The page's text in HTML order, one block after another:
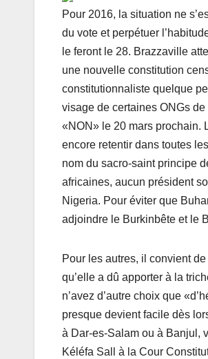
Pour 2016, la situation ne
du vote et perpétuer
le feront le 28. Brazzaville
une nouvelle constitution
constitutionnaliste quelque
visage de certaines ONGs
«NON» le 20 mars prochain.
encore retentir dans toutes
nom du sacro-saint principe
africaines, aucun président
Nigeria. Pour éviter que
adjoindre le Burkinbête et le
Pour les autres, il convient
qu’elle a dû apporter à la
n’avez d’autre choix que
presque devient facile dès
à Dar-es-Salam ou à Banjul,
Kéléfa Sall à la Cour